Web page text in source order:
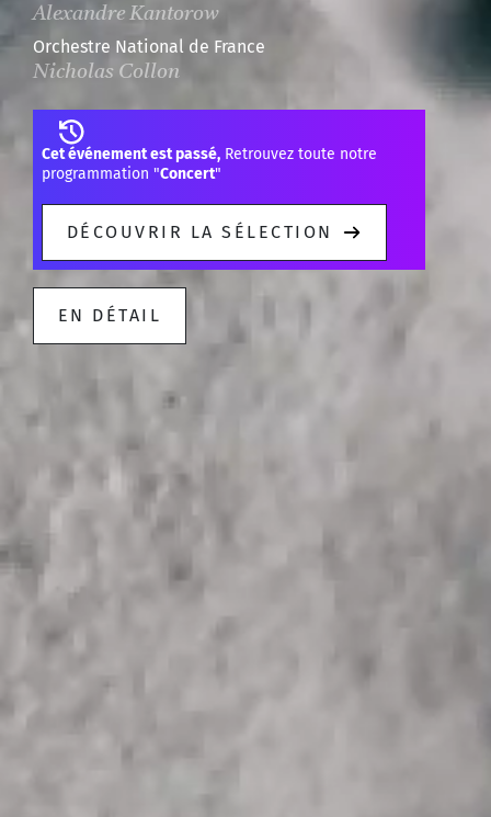
Alexandre Kantorow
Orchestre National de France
Nicholas Collon
Cet événement est passé, Retrouvez toute notre
programmation "Concert"
DÉCOUVRIR LA SÉLECTION
EN DÉTAIL